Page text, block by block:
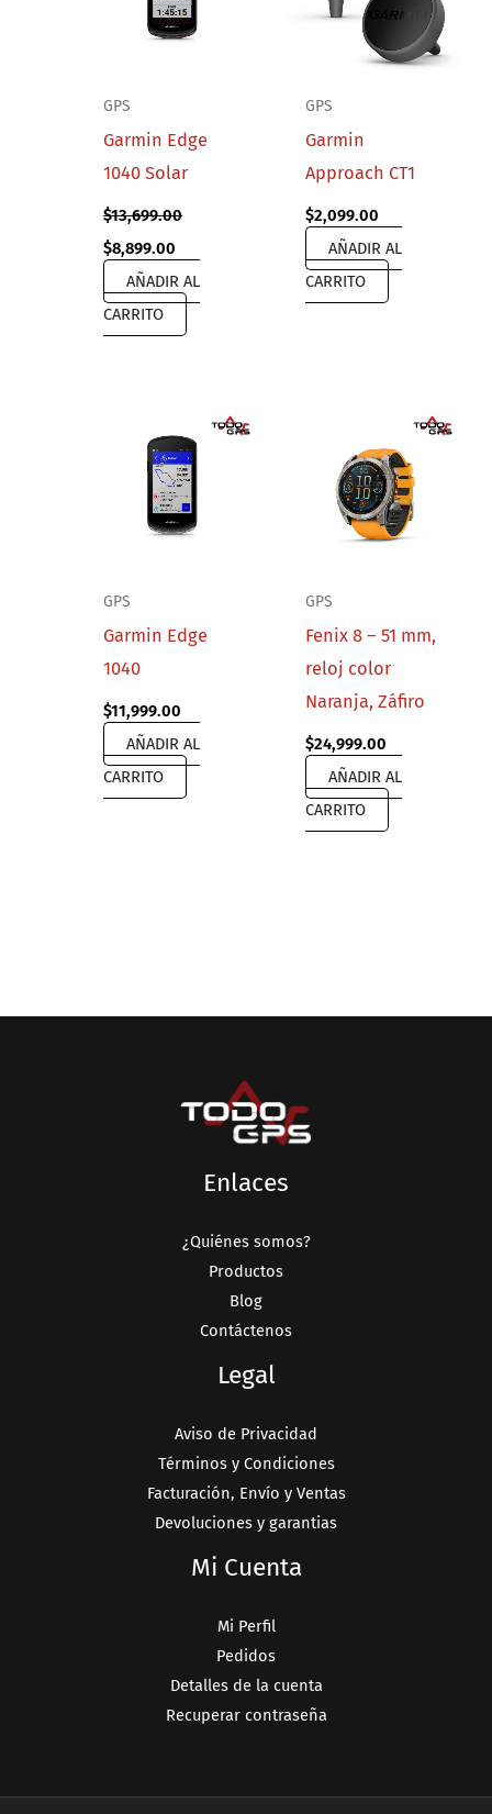
GPS
Garmin Edge
1040 Solar
$13,699.00
Original
price
was:
$13,699.00.
$8,899.00
price
is:
$8,899.00.
AÑADIR AL
CARRITO
GPS
Garmin
Approach CT1
$2,099.00
AÑADIR AL
CARRITO
GPS
Garmin Edge
1040
$11,999.00
AÑADIR AL
CARRITO
GPS
Fenix 8 – 51 mm,
reloj color
Naranja, Záfiro
$24,999.00
AÑADIR AL
CARRITO
Enlaces
¿Quiénes somos?
Productos
Blog
Contáctenos
Legal
Aviso de Privacidad
Términos y Condiciones
Facturación, Envío y Ventas
Devoluciones y garantias
Mi Cuenta
Mi Perfil
Pedidos
Detalles de la cuenta
Recuperar contraseña